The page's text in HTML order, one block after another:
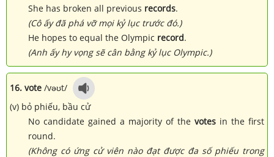
She has broken all previous records.
(Cô ấy đã phá vỡ mọi kỷ lục trước đó.)
He hopes to equal the Olympic record.
(Anh ấy hy vọng sẽ cân bằng kỷ lục Olympic.)
16. vote /vəʊt/
(v) bỏ phiếu, bầu cử
No candidate gained a majority of the votes in the first
round.
(Không có ứng cử viên nào đạt được đa số phiếu trong